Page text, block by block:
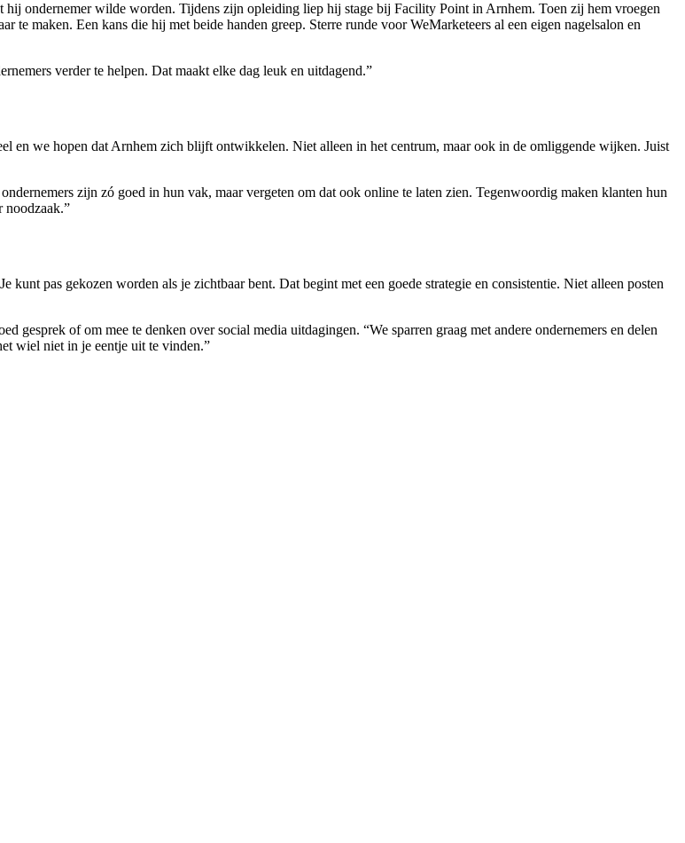
hij ondernemer wilde worden. Tijdens zijn opleiding liep hij stage bij Facility Point in Arnhem. Toen zij hem vroegen
maken. Een kans die hij met beide handen greep. Sterre runde voor WeMarketeers al een eigen nagelsalon en
verder te helpen. Dat maakt elke dag leuk en uitdagend.”
en we hopen dat Arnhem zich blijft ontwikkelen. Niet alleen in het centrum, maar ook in de omliggende wijken. Juist
zijn zó goed in hun vak, maar vergeten om dat ook online te laten zien. Tegenwoordig maken klanten hun
noodzaak.”
pas gekozen worden als je zichtbaar bent. Dat begint met een goede strategie en consistentie. Niet alleen posten
of om mee te denken over social media uitdagingen. “We sparren graag met andere ondernemers en delen
wiel niet in je eentje uit te vinden.”